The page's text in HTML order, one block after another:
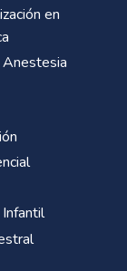
en
Infantil